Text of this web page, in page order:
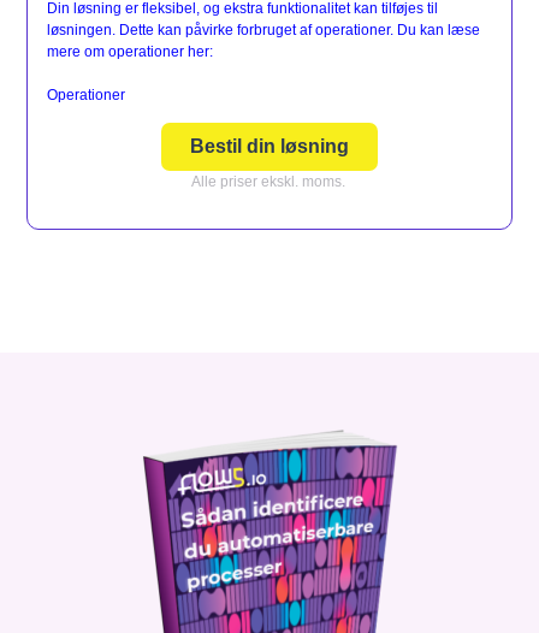
Din løsning er fleksibel, og ekstra funktionalitet kan tilføjes til
løsningen. Dette kan påvirke forbruget af operationer. Du kan læse
mere om operationer her:
Operationer
Bestil din løsning
Alle priser ekskl. moms.